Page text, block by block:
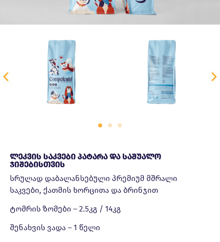
Ლეკვის Საკვები Პატარა Და Საშუალო
Ჯიშებისთვის
სრულად დაბალანსებული პრემიუმ მშრალი
საკვები, ქათმის ხორცითა და ბრინჯით
ტომრის ზომები – 2.5კგ / 14კგ
შენახვის ვადა – 1 წელი